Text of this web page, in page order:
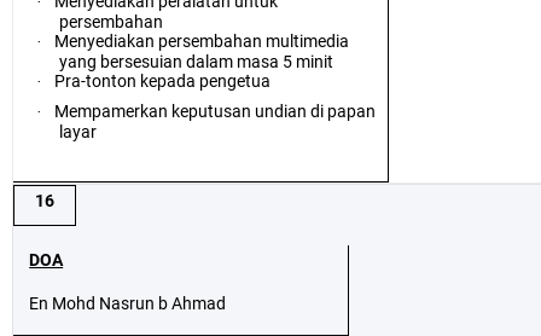
persembahan
·
Menyediakan persembahan multimedia
yang bersesuian dalam masa 5 minit
· Pra-tonton kepada pengetua
·
Mempamerkan keputusan undian di papan
layar
16
DOA
En Mohd Nasrun b Ahmad